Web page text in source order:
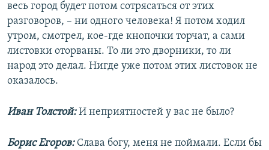
весь город будет потом сотрясаться от этих
разговоров, – ни одного человека! Я потом ходил
утром, смотрел, кое-где кнопочки торчат, а сами
листовки оторваны. То ли это дворники, то ли
народ это делал. Нигде уже потом этих листовок не
оказалось.
Иван Толстой:И неприятностей у вас не было?
Борис Егоров:Слава богу, меня не поймали. Если бы